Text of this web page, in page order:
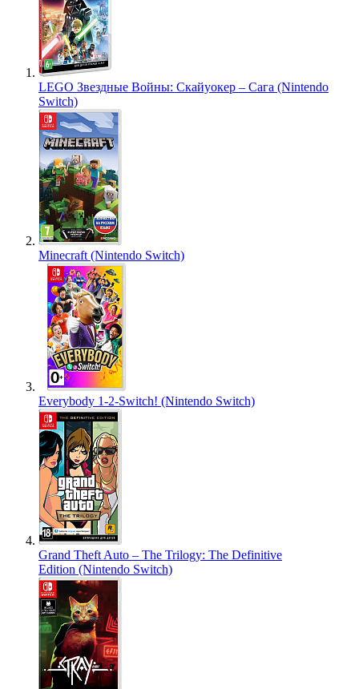
LEGO Звездные Войны: Скайуокер – Сага (Nintendo
Switch)
Minecraft (Nintendo Switch)
Everybody 1-2-Switch! (Nintendo Switch)
Grand Theft Auto – The Trilogy: The Definitive
Edition (Nintendo Switch)